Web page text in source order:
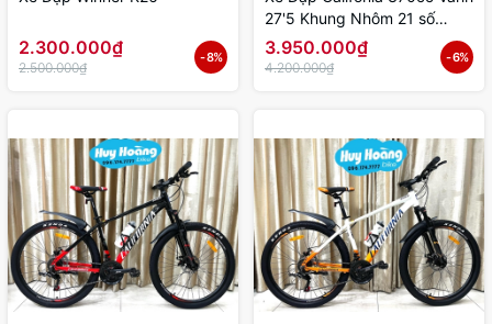
2.300.000₫
2.500.000₫
- 8%
27'5 Khung Nhôm 21 số
Shimano
3.950.000₫
4.200.000₫
- 6%